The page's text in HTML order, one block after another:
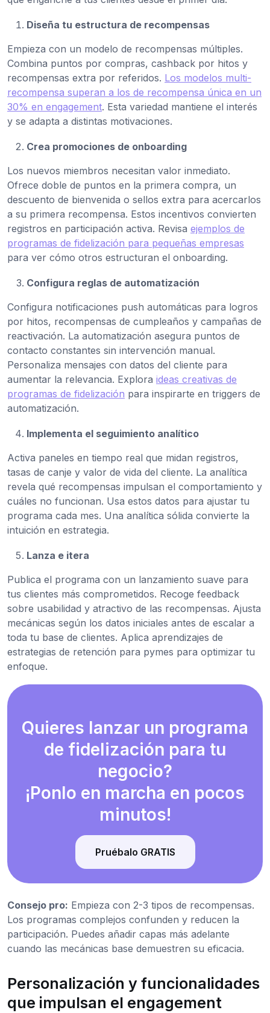
Diseña tu estructura de recompensas
Empieza con un modelo de recompensas múltiples.
Combina puntos por compras, cashback por hitos y
recompensas extra por referidos. Los modelos multi-
recompensa superan a los de recompensa única en un
30% en engagement. Esta variedad mantiene el interés
y se adapta a distintas motivaciones.
Crea promociones de onboarding
Los nuevos miembros necesitan valor inmediato.
Ofrece doble de puntos en la primera compra, un
descuento de bienvenida o sellos extra para acercarlos
a su primera recompensa. Estos incentivos convierten
registros en participación activa. Revisa ejemplos de
programas de fidelización para pequeñas empresas
para ver cómo otros estructuran el onboarding.
Configura reglas de automatización
Configura notificaciones push automáticas para logros
por hitos, recompensas de cumpleaños y campañas de
reactivación. La automatización asegura puntos de
contacto constantes sin intervención manual.
Personaliza mensajes con datos del cliente para
aumentar la relevancia. Explora ideas creativas de
programas de fidelización para inspirarte en triggers de
automatización.
Implementa el seguimiento analítico
Activa paneles en tiempo real que midan registros,
tasas de canje y valor de vida del cliente. La analítica
revela qué recompensas impulsan el comportamiento y
cuáles no funcionan. Usa estos datos para ajustar tu
programa cada mes. Una analítica sólida convierte la
intuición en estrategia.
Lanza e itera
Publica el programa con un lanzamiento suave para
tus clientes más comprometidos. Recoge feedback
sobre usabilidad y atractivo de las recompensas. Ajusta
mecánicas según los datos iniciales antes de escalar a
toda tu base de clientes. Aplica aprendizajes de
estrategias de retención para pymes para optimizar tu
enfoque.
Quieres lanzar un programa
de fidelización para tu
negocio?
¡Ponlo en marcha en pocos
minutos!
Pruébalo GRATIS
Consejo pro: Empieza con 2-3 tipos de recompensas.
Los programas complejos confunden y reducen la
participación. Puedes añadir capas más adelante
cuando las mecánicas base demuestren su eficacia.
Personalización y funcionalidades
que impulsan el engagement